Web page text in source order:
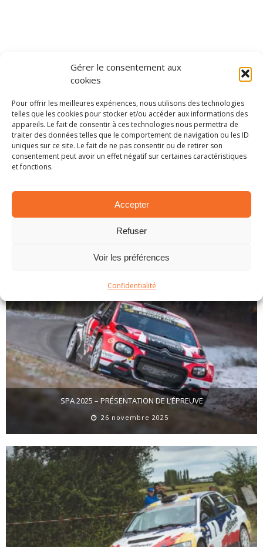
Gérer le consentement aux
cookies
Pour offrir les meilleures expériences, nous utilisons des technologies
telles que les cookies pour stocker et/ou accéder aux informations des
appareils. Le fait de consentir à ces technologies nous permettra de
traiter des données telles que le comportement de navigation ou les ID
uniques sur ce site. Le fait de ne pas consentir ou de retirer son
consentement peut avoir un effet négatif sur certaines caractéristiques
et fonctions.
Accepter
Refuser
Voir les préférences
Confidentialité
Photo:Véro Pictures
PARTAGER SUR:
Tweet
ARTICLES SIMILAIRES
SPA 2025 – PRÉSENTATION DE L’ÉPREUVE
26 novembre 2025